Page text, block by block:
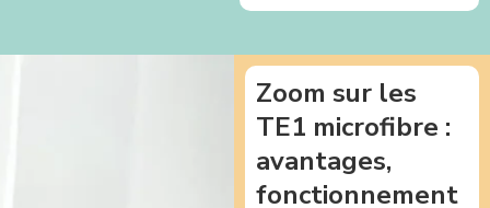
Zoom sur les
TE1 microfibre :
avantages,
fonctionnement